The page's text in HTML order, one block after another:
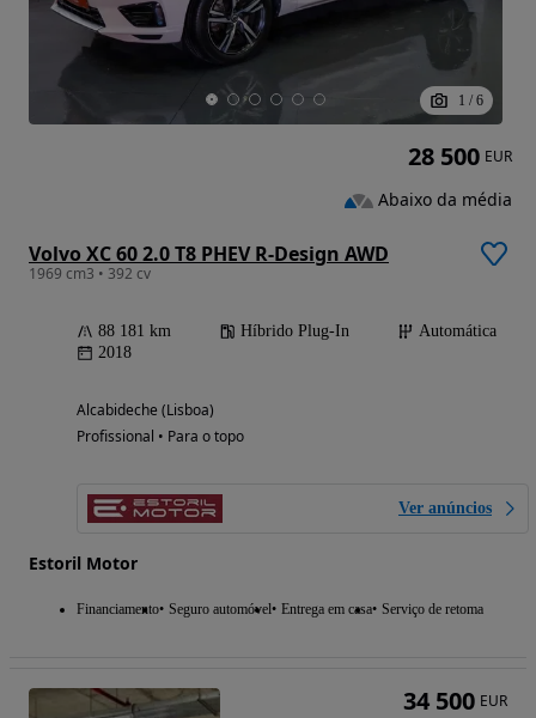
1 / 6
Volvo XC 60 2.0 T8 PHEV R-Design AWD
1969 cm3 • 392 cv
88 181 km Híbrido Plug-In
Automática
2018
Alcabideche (Lisboa)
Profissional • Para o topo
Ver anúncios
Estoril Motor
Financiamento Seguro automóvel Entrega em casa Serviço de retoma
28 500 EUR
Abaixo da média
34 500 EUR